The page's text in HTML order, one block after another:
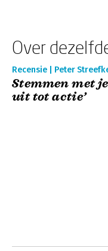
Over
Recensie | Peter
Stemmen met
uit tot actie’